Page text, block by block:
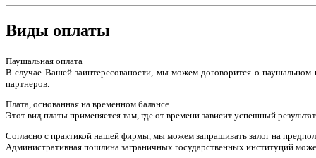
Виды оплаты
Паушальная оплата
В случае Вашей заинтересованости, мы можем договорится о
партнеров.
Плата, основанная на временном балансе
Этот вид платы применяется там, где от времени зависит успешный
Согласно с практикой нашей фирмы, мы можем запрашивать залог на
Административная пошлина заграничных государственных институций